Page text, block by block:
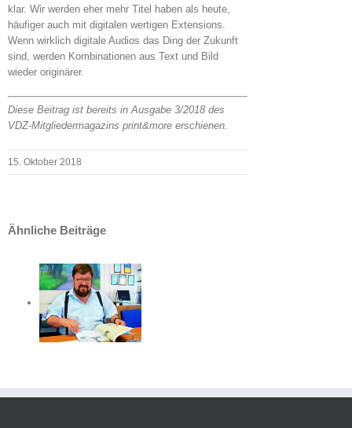
klar. Wir werden eher mehr Titel haben als heute,
häufiger auch mit digitalen wertigen Extensions.
Wenn wirklich digitale Audios das Ding der Zukunft
sind, werden Kombinationen aus Text und Bild
wieder originärer.
Diese Beitrag ist bereits in Ausgabe 3/2018 des
VDZ-Mitgliedermagazins print&more erschienen.
15. Oktober 2018
Ähnliche Beiträge